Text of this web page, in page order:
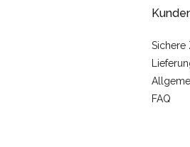
Sichere
FAQ